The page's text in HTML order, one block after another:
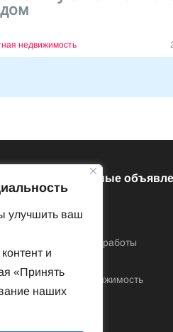
улучшить ваш
и
«Принять
наших
недвижимость
Бесплатные
Предложения работы
Частная недвижимость